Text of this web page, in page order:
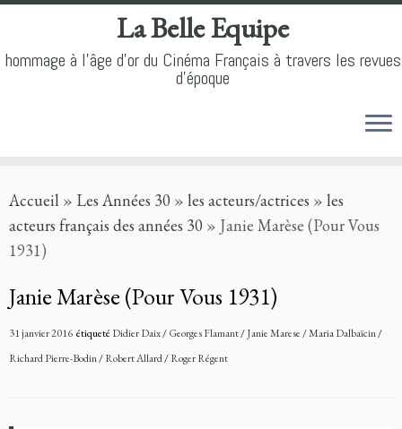
to
content
La Belle Equipe
hommage à l'âge d'or du Cinéma Français à travers les revues
d'époque
Accueil » Les Années 30 » les acteurs/actrices » les
acteurs français des années 30 » Janie Marèse (Pour Vous
1931)
Janie Marèse (Pour Vous 1931)
31 janvier 2016 étiqueté Didier Daix/Georges Flamant/Janie Marese/Maria Dalbaïcin/
Richard Pierre-Bodin/Robert Allard/Roger Régent